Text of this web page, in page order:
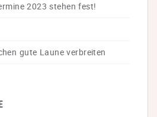
2023 stehen fest!
gute Laune verbreiten